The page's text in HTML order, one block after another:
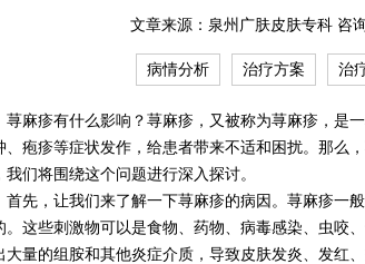
文章来源：泉州广肤皮肤专科 咨
病情分析 治疗方案 治
疹有什么影响？荨麻疹，又被称为荨麻疹，是一
、疱疹等症状发作，给患者带来不适和困扰。那么
我们将围绕这个问题进行深入探讨。
，让我们来了解一下荨麻疹的病因。荨麻疹一般
。这些刺激物可以是食物、药物、病毒感染、虫咬
大量的组胺和其他炎症介质，导致皮肤发炎、发红